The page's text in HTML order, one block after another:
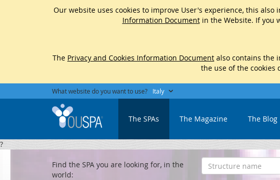
Our website uses cookies to improve User's experience, this
Information Documentin the Website. If you
The Privacy and Cookies Information Document also contains the
the use of the cookies
What website do you want to use? Italy
The SPAs The Magazine The Blog
?
Find the SPA you are looking for, in the
world: